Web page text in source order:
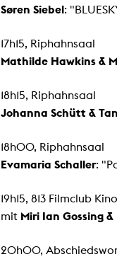
Søren Siebel:
17h15, Riphahnsaal
Mathilde Hawkins &
18h15, Riphahnsaal
Johanna Schütt &
18h00, Riphahnsaal
Evamaria Schaller:
19h15, 813 Filmclub
mit Miri Ian Gossing
20h00,